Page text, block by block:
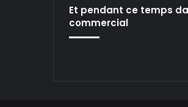
Et pendant ce temps
commercial